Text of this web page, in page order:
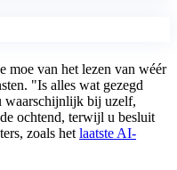
moe van het lezen van wéér
"Is alles wat gezegd
waarschijnlijk bij uzelf,
ochtend, terwijl u besluit
zoals het laatste AI-